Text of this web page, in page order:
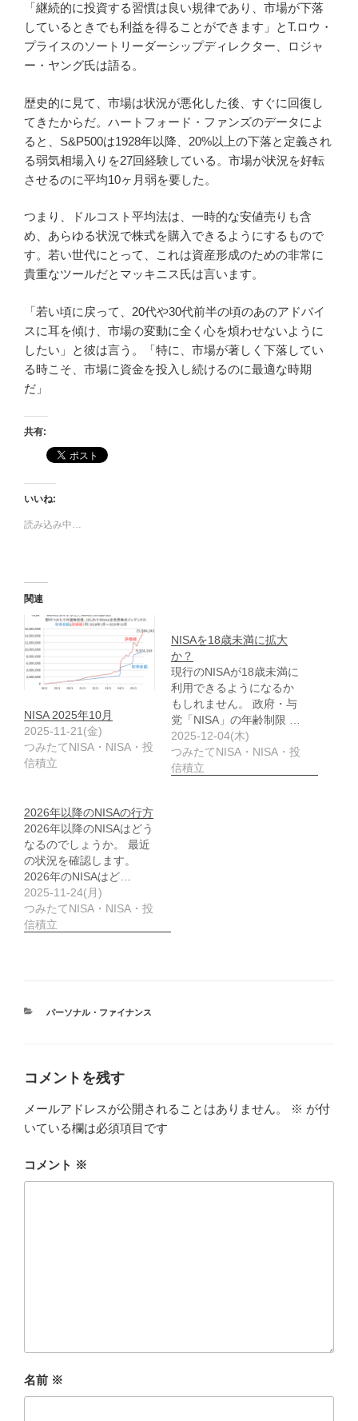
「継続的に投資する習慣は良い規律であり、市場が下落
しているときでも利益を得ることができます」とT.ロウ・
プライスのソートリーダーシップディレクター、ロジャ
ー・ヤング氏は語る。
歴史的に見て、市場は状況が悪化した後、すぐに回復し
てきたからだ。ハートフォード・ファンズのデータ​​によ
ると、S&P500は1928年以降、20%以上の下落と定義され
る弱気相場入りを27回経験している。市場が状況を好転
させるのに平均10ヶ月弱を要した。
つまり、ドルコスト平均法は、一時的な安値売りも含
め、あらゆる状況で株式を購入できるようにするもので
す。若い世代にとって、これは資産形成のための非常に
貴重なツールだとマッキニス氏は言います。
「若い頃に戻って、20代や30代前半の頃のあのアドバイ
スに耳を傾け、市場の変動に全く心を煩わせないように
したい」と彼は言う。「特に、市場が著しく下落してい
る時こそ、市場に資金を投入し続けるのに最適な時期
だ」
共有:
いいね:
読み込み中…
関連
NISA 2025年10月
2025-11-21(金)
つみたてNISA・NISA・投
信積立
NISAを18歳未満に拡大
か？
現行のNISAが18歳未満に
利用できるようになるか
もしれません。 政府・与
党「NISA」の年齢制限 …
2025-12-04(木)
つみたてNISA・NISA・投
信積立
2026年以降のNISAの行方
2026年以降のNISAはどう
なるのでしょうか。 最近
の状況を確認します。
2026年のNISAはど…
2025-11-24(月)
つみたてNISA・NISA・投
信積立
カ
パーソナル・ファイナンス
コメントを残す
メールアドレスが公開されることはありません。 ※ が付
いている欄は必須項目です
コメント ※
名前 ※